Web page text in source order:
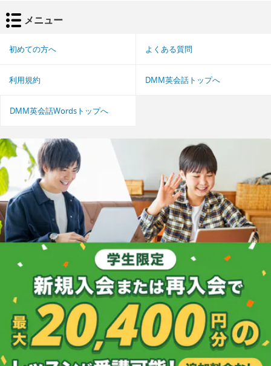
メニュー
初めての方へ よくある質問
利用規約 DMM英会話トップへ
DMM英会話Wordsトップへ